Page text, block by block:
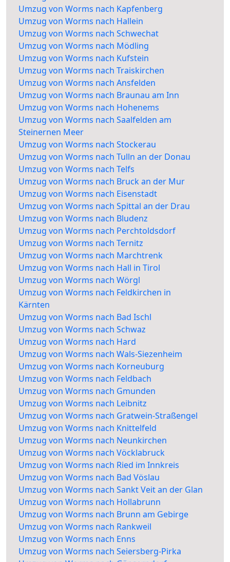
Umzug von Worms nach Kapfenberg
Umzug von Worms nach Hallein
Umzug von Worms nach Schwechat
Umzug von Worms nach Mödling
Umzug von Worms nach Kufstein
Umzug von Worms nach Traiskirchen
Umzug von Worms nach Ansfelden
Umzug von Worms nach Braunau am Inn
Umzug von Worms nach Hohenems
Umzug von Worms nach Saalfelden am
Steinernen Meer
Umzug von Worms nach Stockerau
Umzug von Worms nach Tulln an der Donau
Umzug von Worms nach Telfs
Umzug von Worms nach Bruck an der Mur
Umzug von Worms nach Eisenstadt
Umzug von Worms nach Spittal an der Drau
Umzug von Worms nach Bludenz
Umzug von Worms nach Perchtoldsdorf
Umzug von Worms nach Ternitz
Umzug von Worms nach Marchtrenk
Umzug von Worms nach Hall in Tirol
Umzug von Worms nach Wörgl
Umzug von Worms nach Feldkirchen in
Kärnten
Umzug von Worms nach Bad Ischl
Umzug von Worms nach Schwaz
Umzug von Worms nach Hard
Umzug von Worms nach Wals-Siezenheim
Umzug von Worms nach Korneuburg
Umzug von Worms nach Feldbach
Umzug von Worms nach Gmunden
Umzug von Worms nach Leibnitz
Umzug von Worms nach Gratwein-Straßengel
Umzug von Worms nach Knittelfeld
Umzug von Worms nach Neunkirchen
Umzug von Worms nach Vöcklabruck
Umzug von Worms nach Ried im Innkreis
Umzug von Worms nach Bad Vöslau
Umzug von Worms nach Sankt Veit an der Glan
Umzug von Worms nach Hollabrunn
Umzug von Worms nach Brunn am Gebirge
Umzug von Worms nach Rankweil
Umzug von Worms nach Enns
Umzug von Worms nach Seiersberg-Pirka